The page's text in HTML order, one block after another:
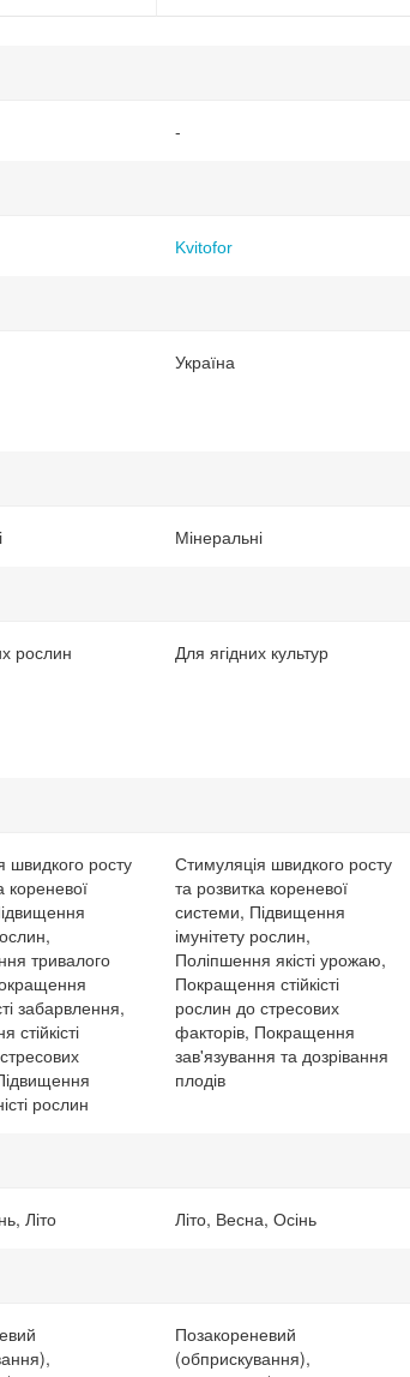
-
Kvitofor
Україна
Мінеральні
рослин Для ягідних культур
швидкого росту
кореневої
тривалого
забарвлення,
рослин
Стимуляція швидкого росту
та розвитка кореневої
системи, Підвищення
імунітету рослин,
Поліпшення якісті урожаю,
Покращення стійкісті
рослин до стресових
факторів, Покращення
зав'язування та дозрівання
плодів
Літо Літо, Весна, Осінь
Позакореневий
(обприскування),